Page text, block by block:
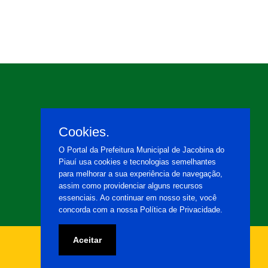
Cookies.
O Portal da Prefeitura Municipal de Jacobina do
Piauí usa cookies e tecnologias semelhantes
para melhorar a sua experiência de navegação,
assim como providenciar alguns recursos
essenciais. Ao continuar em nosso site, você
concorda com a nossa Política de Privacidade.
Aceitar